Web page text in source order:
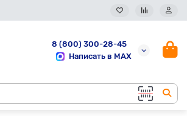
8 (800) 300-28-45
Написать в MAX